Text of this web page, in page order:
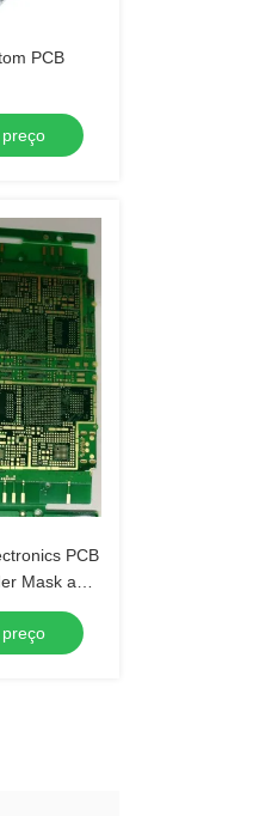
PCB
PCB
Mask and